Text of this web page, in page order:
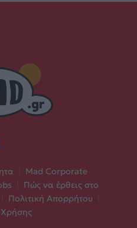
Mad Corporate
Πώς να έρθεις στο
Πολιτική Απορρήτου